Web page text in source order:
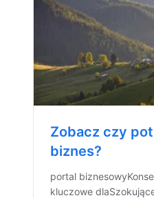
Zobacz czy
biznes?
portal
kluczowe